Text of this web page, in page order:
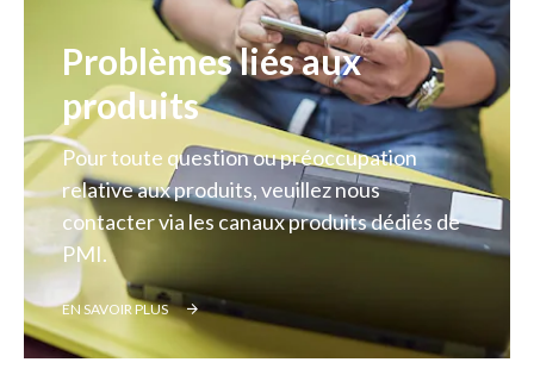
Problèmes liés aux
produits
Pour toute question ou préoccupation
relative aux produits, veuillez nous
contacter via les canaux produits dédiés de
PMI.
EN SAVOIR PLUS